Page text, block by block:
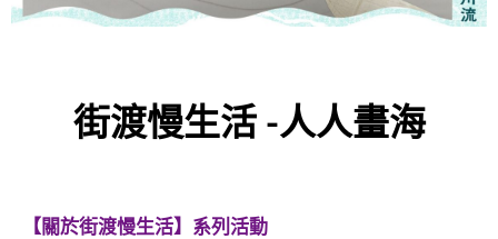
街渡慢生活 -人人畫海
【關於街渡慢生活】系列活動